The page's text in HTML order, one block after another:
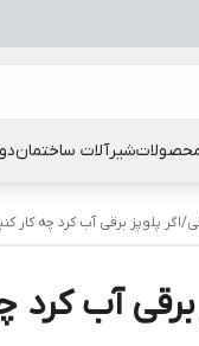
شیرآلات ساختمان
/اگر پلوپز برقی آب کرد چه کار
برقی آب